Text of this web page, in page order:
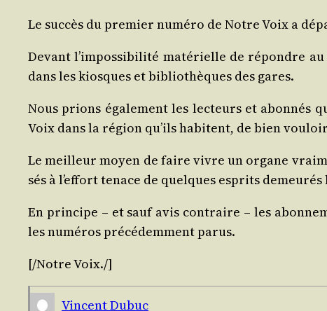
Le suc­cès du pre­mier numé­ro de Notre Voix a
Devant l’impossibilité maté­rielle de répondre
dans les kiosques et biblio­thèques des gares.
Nous prions éga­le­ment les lec­teurs et
Voix dans la région qu’ils habitent, de bien
Le meilleur moyen de faire vivre un organe
sés à l’effort tenace de quelques esprits
En prin­cipe – et sauf avis contraire – les
les numé­ros pré­cé­dem­ment parus.
[/​Notre Voix./​]
Vincent Dubuc